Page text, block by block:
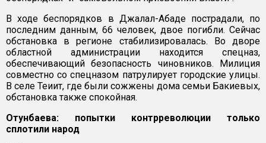
В ходе беспорядков в Джалал-Абаде пострадали, по
последним данным, 66 человек, двое погибли. Сейчас
обстановка в регионе стабилизировалась. Во дворе
областной администрации находится спецназ,
обеспечивающий безопасность чиновников. Милиция
совместно со спецназом патрулирует городские улицы.
В селе Теиит, где были сожжены дома семьи Бакиевых,
обстановка также спокойная.
Отунбаева: попытки контрреволюции только
сплотили народ